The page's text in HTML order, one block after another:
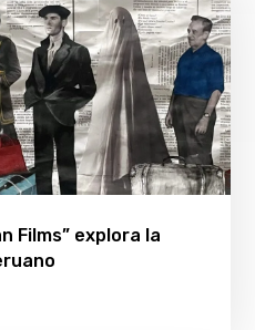
Films” explora la